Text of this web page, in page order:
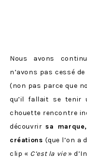
Nous avons
n’avons pas cessé
(non pas parce que
qu’il fallait se tenir
chouette rencontre
découvrir sa marque,
créations (que l’on a
clip « C’est la vie»